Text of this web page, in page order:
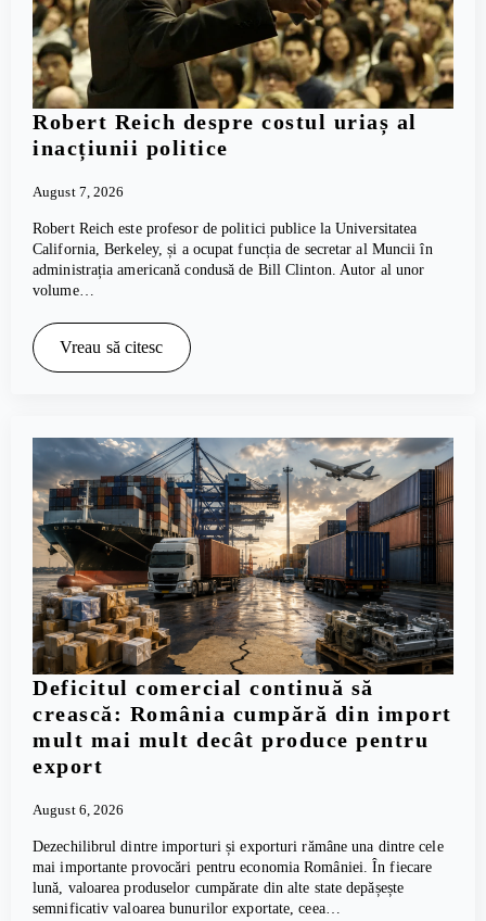
Robert Reich despre costul uriaș al
inacțiunii politice
August 7, 2026
Robert Reich este profesor de politici publice la Universitatea
California, Berkeley, și a ocupat funcția de secretar al Muncii în
administrația americană condusă de Bill Clinton. Autor al unor
volume…
Vreau să citesc
Deficitul comercial continuă să
crească: România cumpără din import
mult mai mult decât produce pentru
export
August 6, 2026
Dezechilibrul dintre importuri și exporturi rămâne una dintre cele
mai importante provocări pentru economia României. În fiecare
lună, valoarea produselor cumpărate din alte state depășește
semnificativ valoarea bunurilor exportate, ceea…